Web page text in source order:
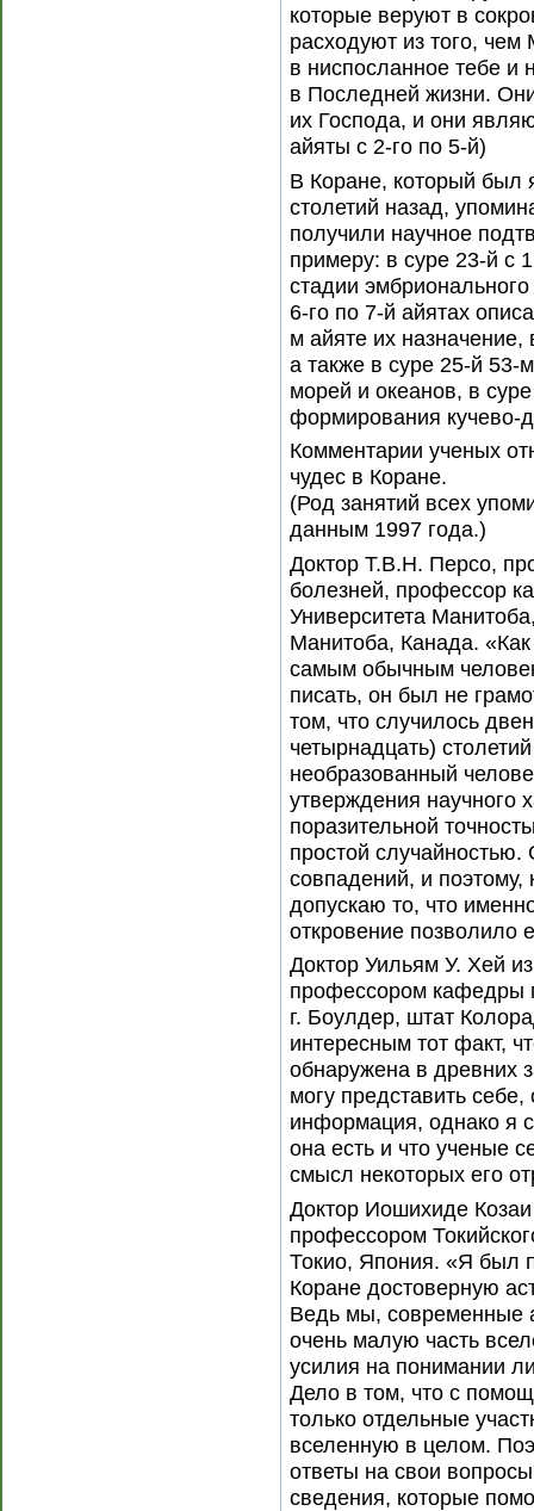
которые веруют в
расходуют из того,
в ниспосланное тебе и
в Последней жизни.
их Господа, и они
айяты с 2-го по 5-й)
В Коране, который был
столетий назад,
получили научное
примеру: в суре 23-й с
стадии
6-го по 7-й айятах
м айяте их назначение,
а также в суре 25-й 53-
морей и океанов, в
формирования кучево-
Комментарии ученых
чудес в Коране.
(Род занятий всех
данным 1997 года.)
Доктор Т.В.Н. Персо,
болезней, профессор
Университета
Манитоба, Канада.
самым обычным
писать, он был не
том, что случилось
четырнадцать)
необразованный
утверждения научного
поразительной
простой
совпадений, и поэтому,
допускаю то, что
откровение позволило
Доктор Уильям У. Хей
профессором кафедры
г. Боулдер, штат
интересным тот факт,
обнаружена в древних
могу представить себе,
информация, однако я
она есть и что ученые
смысл некоторых его
Доктор Иошихиде
профессором
Токио, Япония. «Я был
Коране достоверную
Ведь мы, современные
очень малую часть
усилия на понимании
Дело в том, что с
только отдельные
вселенную в целом.
ответы на свои
сведения, которые